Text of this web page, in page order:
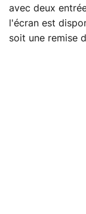
avec deux
l'écran est
soit une remise